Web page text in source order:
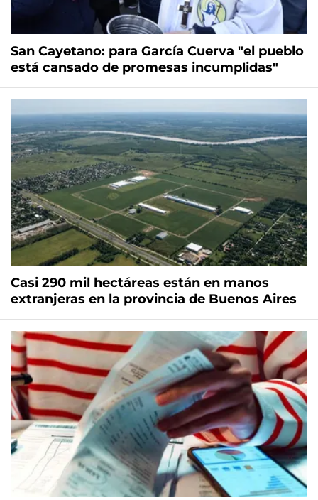
San Cayetano: para García Cuerva "el pueblo
está cansado de promesas incumplidas"
Casi 290 mil hectáreas están en manos
extranjeras en la provincia de Buenos Aires